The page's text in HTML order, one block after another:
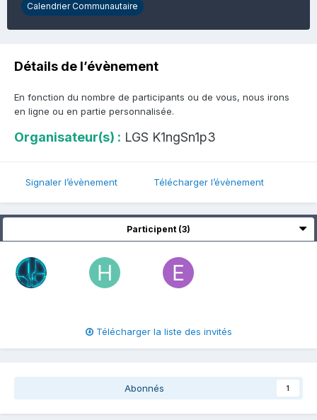
Calendrier Communautaire
Détails de l’évènement
En fonction du nombre de participants ou de vous, nous irons
en ligne ou en partie personnalisée.
Organisateur(s) : LGS K1ngSn1p3
Signaler l’évènement Télécharger l’évènement
Participent (3)
Télécharger la liste des invités
Abonnés 1